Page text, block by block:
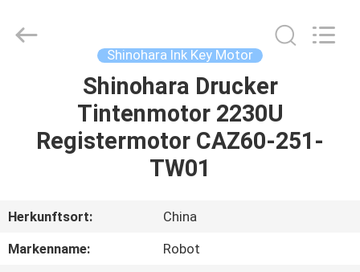
PRODUKTE
UNS
Automation
Co.ltd.
Shinohara Ink Key Motor
Shinohara Drucker
Tintenmotor 2230U
Registermotor CAZ60-251-
TW01
Herkunftsort:
China
Markenname:
Robot